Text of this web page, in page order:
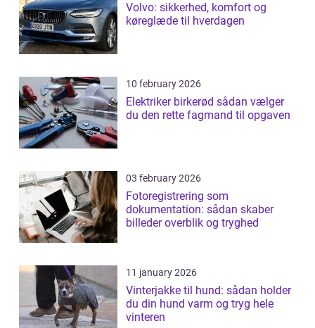
Volvo: sikkerhed, komfort og
køreglæde til hverdagen
10 february 2026
Elektriker birkerød sådan vælger
du den rette fagmand til opgaven
03 february 2026
Fotoregistrering som
dokumentation: sådan skaber
billeder overblik og tryghed
11 january 2026
Vinterjakke til hund: sådan holder
du din hund varm og tryg hele
vinteren